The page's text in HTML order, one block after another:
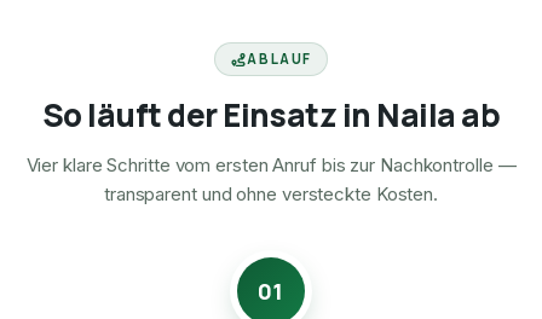
ABLAUF
So läuft der Einsatz in Naila ab
Vier klare Schritte vom ersten Anruf bis zur Nachkontrolle —
transparent und ohne versteckte Kosten.
01